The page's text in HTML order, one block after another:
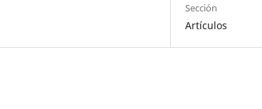
Sección
Artículos